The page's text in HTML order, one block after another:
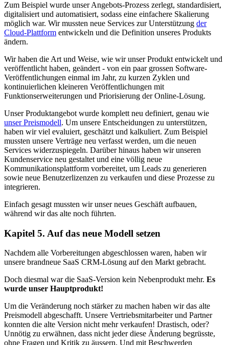
Zum Beispiel wurde unser Angebots-Prozess zerlegt, standardisiert,
digitalisiert und automatisiert, sodass eine einfachere Skalierung
möglich war. Wir mussten neue Services zur Unterstützung der
Cloud-Plattform entwickeln und die Definition unseres Produkts
ändern.
Wir haben die Art und Weise, wie wir unser Produkt entwickelt und
veröffentlicht haben, geändert - von ein paar grossen Software-
Veröffentlichungen einmal im Jahr, zu kurzen Zyklen und
kontinuierlichen kleineren Veröffentlichungen mit
Funktionserweiterungen und Priorisierung der Online-Lösung.
Unser Produktangebot wurde komplett neu definiert, genau wie
unser Preismodell. Um unsere Entscheidungen zu unterstützen,
haben wir viel evaluiert, geschätzt und kalkuliert. Zum Beispiel
mussten unsere Verträge neu verfasst werden, um die neuen
Services widerzuspiegeln. Darüber hinaus haben wir unseren
Kundenservice neu gestaltet und eine völlig neue
Kommunikationsplattform vorbereitet, um Leads zu generieren
sowie neue Benutzerlizenzen zu verkaufen und diese Prozesse zu
integrieren.
Einfach gesagt mussten wir unser neues Geschäft aufbauen,
während wir das alte noch führten.
Kapitel 5. Auf das neue Modell setzen
Nachdem alle Vorbereitungen abgeschlossen waren, haben wir
unsere brandneue SaaS CRM-Lösung auf den Markt gebracht.
Doch diesmal war die SaaS-Version kein Nebenprodukt mehr. Es
wurde unser Hauptprodukt!
Um die Veränderung noch stärker zu machen haben wir das alte
Preismodell abgeschafft. Unsere Vertriebsmitarbeiter und Partner
konnten die alte Version nicht mehr verkaufen! Drastisch, oder?
Unnötig zu erwähnen, dass nicht jeder diese Änderung begrüsste,
ohne Fragen und Kritik zu äussern. Und mit Beschwerden